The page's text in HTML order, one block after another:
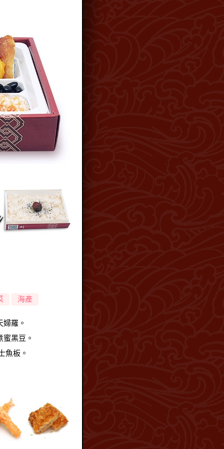
海產
羅。
黑豆。
魚板。